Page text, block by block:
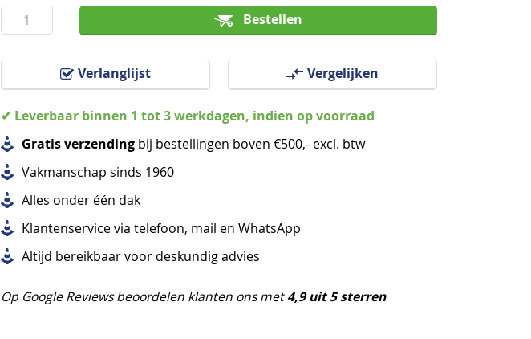
Bestellen
Verlanglijst Vergelijken
✔ Leverbaar binnen 1 tot 3 werkdagen, indien op voorraad
Gratis verzending bij bestellingen boven €500,- excl. btw
Vakmanschap sinds 1960
Alles onder één dak
Klantenservice via telefoon, mail en WhatsApp
Altijd bereikbaar voor deskundig advies
Op Google Reviews beoordelen klanten ons met4,9 uit 5 sterren